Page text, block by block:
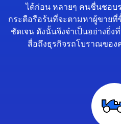
ได้ก่อน หลายๆ คนชื่นชอบ
กระตือรือร้นที่จะตามหาผู้ขายที่
ชัดเจน ดังนั้นจึงจำเป็นอย่างยิ่
สื่อถึงธุรกิจรถโบราณขอ